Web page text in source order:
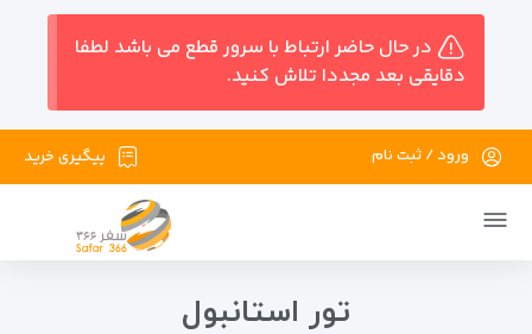
در حال حاضر ارتباط با سرور قطع می باشد لطفا
دقایقی بعد مجددا تلاش کنید.
پیگیری خرید ورود / ثبت نام
تور استانبول